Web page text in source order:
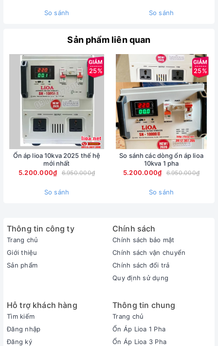
So sánh So sánh
Sản phẩm liên quan
25%
Ổn áp lioa 10kva 2025 thế hệ
mới nhất
5.200.000₫
6.950.000₫
So sánh
25%
So sánh các dòng ổn áp lioa
10kva 1 pha
5.200.000₫
6.950.000₫
So sánh
Thông tin công ty
Trang chủ
Giới thiệu
Sản phẩm
Chính sách
Chính sách bảo mật
Chính sách vận chuyển
Chính sách đổi trả
Quy định sử dụng
Hỗ trợ khách hàng
Tìm kiếm
Đăng nhập
Đăng ký
Thông tin chung
Trang chủ
Ổn Áp Lioa 1 Pha
Ổn Áp Lioa 3 Pha